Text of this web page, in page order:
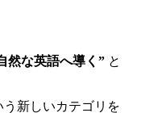
然な英語へ導く” と
新しいカテゴリを